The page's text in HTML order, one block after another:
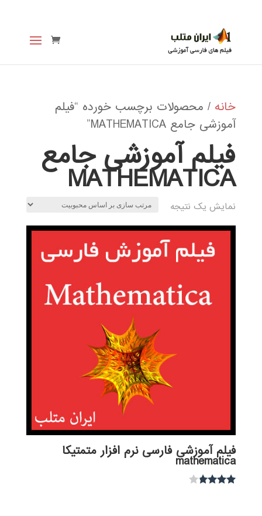
خانه / محصولات برچسب خورده “فیلم
آموزشی جامع MATHEMATICA”
فیلم آموزشی جامع
MATHEMATICA
نمایش یک نتیجه
فیلم آموزشی فارسی نرم افزار متمتیکا
mathematica